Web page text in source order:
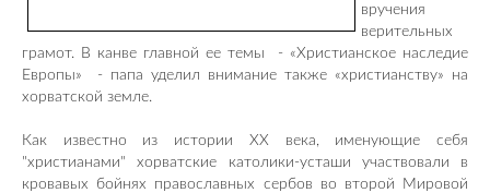
вручения
верительных
грамот. В канве главной ее темы - «Христианское наследие
Европы» - папа уделил внимание также «христианству» на
хорватской земле.
Как известно из истории XX века, именующие себя
"христианами" хорватские католики-усташи участвовали в
кровавых бойнях православных сербов во второй Мировой